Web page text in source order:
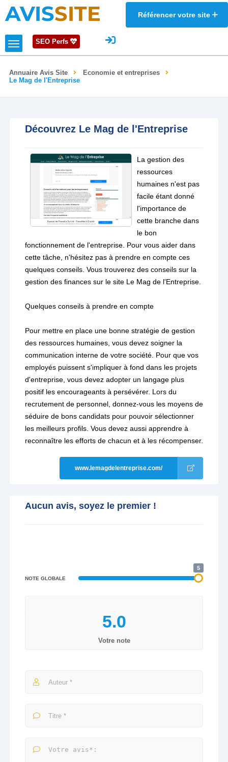
AVISSITE Référencer votre site
SEO Perfs
Annuaire Avis Site
Economie et entreprises
Le Mag de l'Entreprise
Découvrez Le Mag de l'Entreprise
La gestion des
ressources
humaines n'est pas
facile étant donné
l'importance de
cette branche dans
le bon
fonctionnement de l'entreprise. Pour vous aider dans
cette tâche, n'hésitez pas à prendre en compte ces
quelques conseils. Vous trouverez des conseils sur la
gestion des finances sur le site Le Mag de l'Entreprise.
Quelques conseils à prendre en compte
Pour mettre en place une bonne stratégie de gestion
des ressources humaines, vous devez soigner la
communication interne de votre société. Pour que vos
employés puissent s'impliquer à fond dans les projets
d'entreprise, vous devez adopter un langage plus
positif les encourageants à persévérer. Lors du
recrutement de personnel, donnez-vous les moyens de
séduire de bons candidats pour pouvoir sélectionner
les meilleurs profils. Vous devez aussi apprendre à
reconnaître les efforts de chacun et à les récompenser.
www.lemagdelentreprise.com/
Aucun avis, soyez le premier !
NOTE GLOBALE
5
Votre note